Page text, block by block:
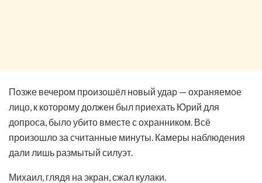
Позже вечером произошёл новый удар — охраняемое
лицо, к которому должен был приехать Юрий для
допроса, было убито вместе с охранником. Всё
произошло за считанные минуты. Камеры наблюдения
дали лишь размытый силуэт.
Михаил, глядя на экран, сжал кулаки.